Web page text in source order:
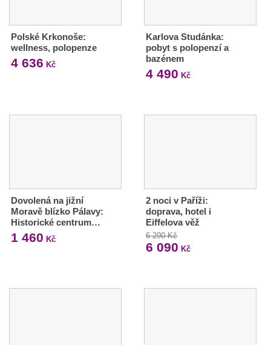
Polské Krkonoše:
wellness, polopenze
4 636 Kč
Karlova Studánka:
pobyt s polopenzí a
bazénem
4 490 Kč
Dovolená na jižní
Moravě blízko Pálavy:
Historické centrum…
1 460 Kč
2 noci v Paříži:
doprava, hotel i
Eiffelova věž
6 290 Kč
6 090 Kč